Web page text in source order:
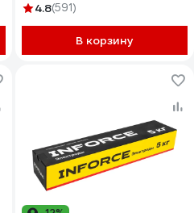
4.8(591)
В корзину